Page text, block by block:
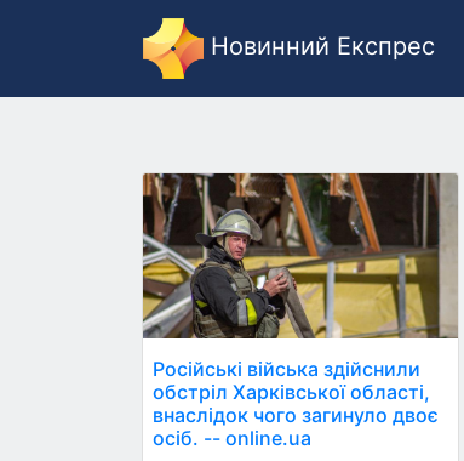
Новинний Експрес
Російські війська здійснили
обстріл Харківської області,
внаслідок чого загинуло двоє
осіб. -- online.ua